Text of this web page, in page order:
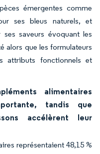
émergentes comme
ses bleus naturels, et
saveurs évoquant les
alors que les formulateurs
attributs fonctionnels et
alimentaires
tandis que
accélèrent leur
représentaient 48,15 %